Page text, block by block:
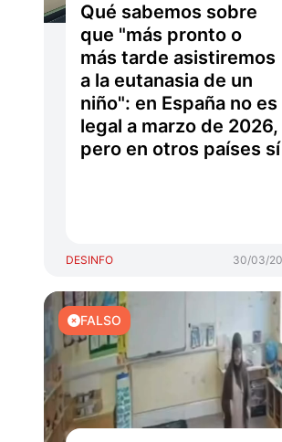
Qué sabemos sobre
que "más pronto o
más tarde asistiremos
a la eutanasia de un
niño": en España no es
legal a marzo de 2026,
pero en otros países sí
DESINFO 30/03/
FALSO